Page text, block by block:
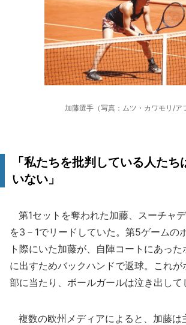
加藤選手（写真：ムツ・カワモリ/ア
「私たちを批判している人たち
いない」
第1セットを奪われた加藤、スーチャ
を3－1でリードしていた。第5ゲームの
ト際にいた加藤が、自陣コートにあっ
に出すためバックハンドで返球。これ
部に当たり、ボールガールは泣き出して
複数の欧州メディアによると、加藤は